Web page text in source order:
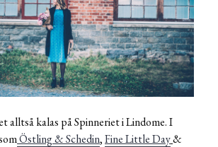
alltså kalas på Spinneriet i Lindome. I
Östling & Schedin,Fine Little Day&